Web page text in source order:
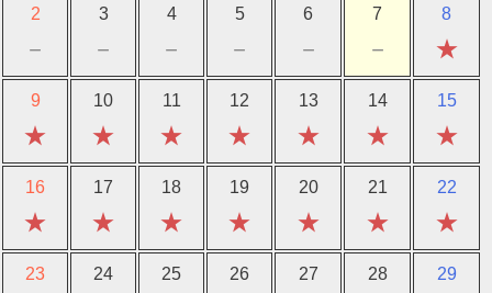
2
－
3
－
4
－
5
－
6
－
7
－
8
★
9
★
10
★
11
★
12
★
13
★
14
★
15
★
16
★
17
★
18
★
19
★
20
★
21
★
22
★
23 24 25 26 27 28 29